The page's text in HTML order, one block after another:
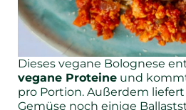
Dieses vegane Bolognese
vegane Proteine und
pro Portion. Außerdem
Gemüse noch einige